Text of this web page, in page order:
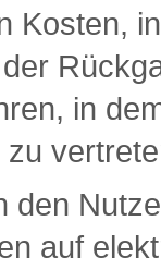
Kosten,
in
den
auf